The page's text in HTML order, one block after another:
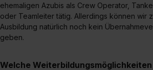
ehemaligen Azubis als Crew Operator,
oder Teamleiter tätig. Allerdings können wir
Ausbildung natürlich noch kein
geben.
Welche